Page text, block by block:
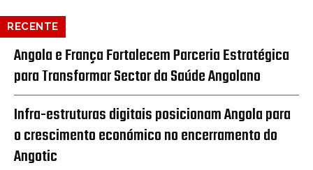
RECENTE
Angola e França Fortalecem Parceria Estratégica
para Transformar Sector da Saúde Angolano
Infra-estruturas digitais posicionam Angola para
o crescimento económico no encerramento do
Angotic